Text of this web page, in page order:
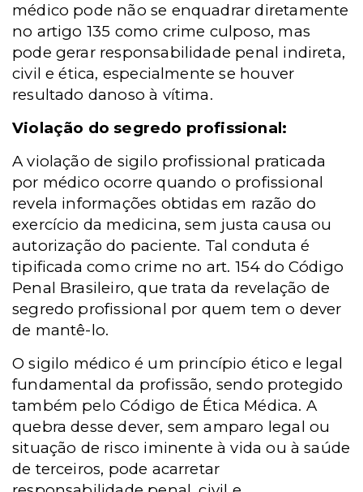
médico pode não se enquadrar diretamente
no artigo 135 como crime culposo, mas
pode gerar responsabilidade penal indireta,
civil e ética, especialmente se houver
resultado danoso à vítima.
Violação do segredo profissional:
A violação de sigilo profissional praticada
por médico ocorre quando o profissional
revela informações obtidas em razão do
exercício da medicina, sem justa causa ou
autorização do paciente. Tal conduta é
tipificada como crime no art. 154 do Código
Penal Brasileiro, que trata da revelação de
segredo profissional por quem tem o dever
de mantê-lo.
O sigilo médico é um princípio ético e legal
fundamental da profissão, sendo protegido
também pelo Código de Ética Médica. A
quebra desse dever, sem amparo legal ou
situação de risco iminente à vida ou à saúde
de terceiros, pode acarretar